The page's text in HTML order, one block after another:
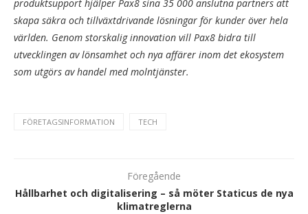
produktsupport hjälper Pax8 sina 35 000 anslutna partners att
skapa säkra och tillväxtdrivande lösningar för kunder över hela
världen. Genom storskalig innovation vill Pax8 bidra till
utvecklingen av lönsamhet och nya affärer inom det ekosystem
som utgörs av handel med molntjänster.
FÖRETAGSINFORMATION TECH
Föregående
Hållbarhet och digitalisering – så möter Staticus de nya
klimatreglerna